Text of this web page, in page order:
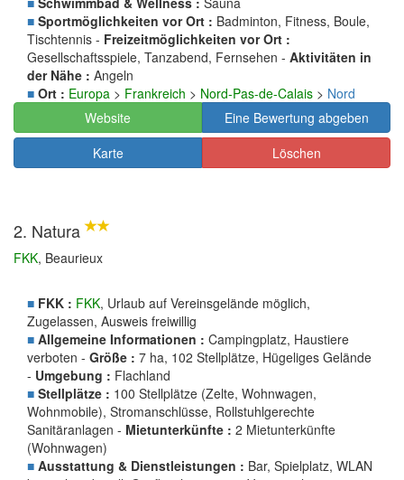
■ Sportmöglichkeiten vor Ort : Badminton, Fitness, Boule,
Tischtennis - Freizeitmöglichkeiten vor Ort :
Gesellschaftsspiele, Tanzabend, Fernsehen - Aktivitäten in
der Nähe : Angeln
■ Ort : Europa > Frankreich > Nord-Pas-de-Calais > Nord
Website
Eine Bewertung abgeben
Karte
Löschen
2. Natura
FKK, Beaurieux
■ FKK : FKK, Urlaub auf Vereinsgelände möglich,
Zugelassen, Ausweis freiwillig
■ Allgemeine Informationen : Campingplatz, Haustiere
verboten - Größe : 7 ha, 102 Stellplätze, Hügeliges Gelände
- Umgebung : Flachland
■ Stellplätze : 100 Stellplätze (Zelte, Wohnwagen,
Wohnmobile), Stromanschlüsse, Rollstuhlgerechte
Sanitäranlagen - Mietunterkünfte : 2 Mietunterkünfte
(Wohnwagen)
■ Ausstattung & Dienstleistungen : Bar, Spielplatz, WLAN